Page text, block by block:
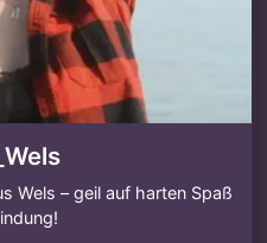
Wels – geil auf harten Spaß